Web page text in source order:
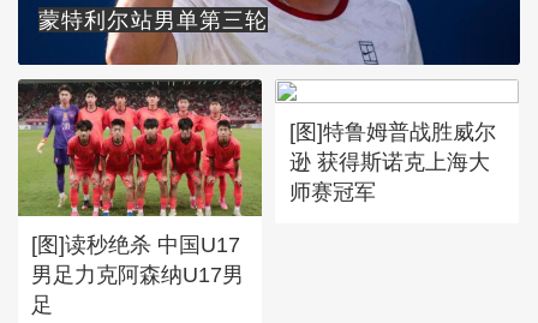
蒙特利尔站男单第三轮
[图]读秒绝杀 中国U17
男足力克阿森纳U17男
足
[图]特鲁姆普战胜威尔
逊 获得斯诺克上海大
师赛冠军